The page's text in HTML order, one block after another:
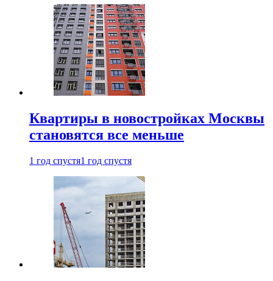
Квартиры в новостройках Москвы
становятся все меньше
1 год спустя1 год спустя